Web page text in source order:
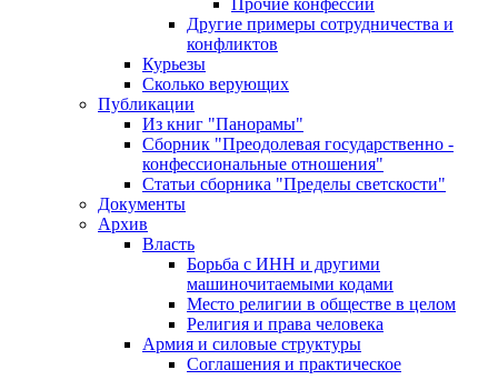
Прочие конфессии
Другие примеры сотрудничества и
конфликтов
Курьезы
Сколько верующих
Публикации
Из книг "Панорамы"
Сборник "Преодолевая государственно -
конфессиональные отношения"
Статьи сборника "Пределы светскости"
Документы
Архив
Власть
Борьба с ИНН и другими
машиночитаемыми кодами
Место религии в обществе в целом
Религия и права человека
Армия и силовые структуры
Соглашения и практическое